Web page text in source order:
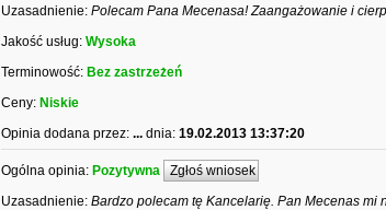
Uzasadnienie: Polecam Pana Mecenasa! Zaangażowanie i
Jakość usług: Wysoka
Terminowość: Bez zastrzeżeń
Ceny: Niskie
Opinia dodana przez: ... dnia: 19.02.2013 13:37:20
Ogólna opinia: Pozytywna Zgłoś wniosek
Uzasadnienie: Bardzo polecam tę Kancelarię. Pan Mecenas mi